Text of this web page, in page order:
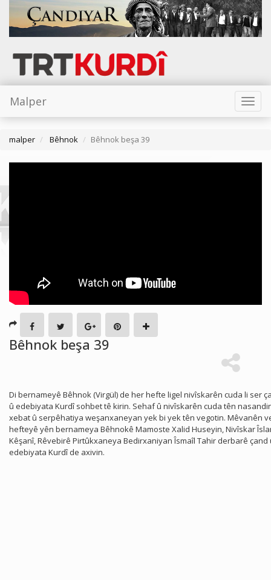
Toggle
Malper
malper Bêhnok Bêhnok beşa 39
Bêhnok beşa 39
Di bernameyê Bêhnok (Virgül) de her hefte ligel nivîskarên cuda li ser
û edebiyata Kurdî sohbet tê kirin. Sehaf û nivîskarên cuda tên
xebat û serpêhatiya weşanxaneyan yek bi yek tên vegotin. Mêvanên
hefteyê yên bernameya Bêhnokê Mamoste Xalid Huseyin, Nivîskar
Kêşanî, Rêvebirê Pirtûkxaneya Bedirxaniyan Îsmaîl Tahir derbarê çand
edebiyata Kurdî de axivin.